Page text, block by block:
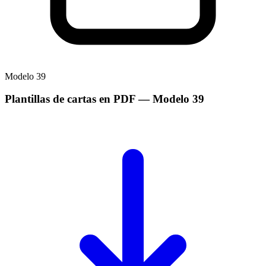
Modelo 39
Plantillas de cartas en PDF— Modelo 39